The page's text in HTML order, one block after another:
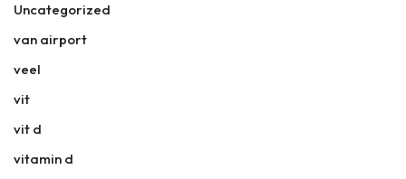
Uncategorized
van airport
veel
vit
vit d
vitamin d